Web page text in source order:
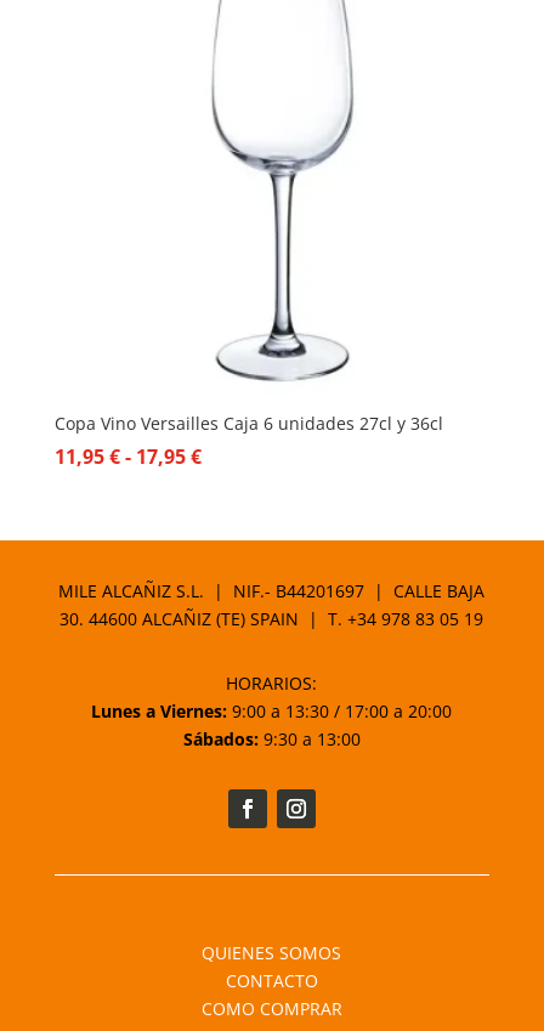
Copa Vino Versailles Caja 6 unidades 27cl y 36cl
11,95€- 17,95€Rango
11,95 €
hasta
MILE ALCAÑIZ S.L. | NIF.- B44201697 | CALLE BAJA
30. 44600 ALCAÑIZ (TE) SPAIN | T.+34 978 83 05 19
HORARIOS:
Lunes a Viernes: 9:00 a 13:30 / 17:00 a 20:00
Sábados:9:30 a 13:00
QUIENES SOMOS
CONTACTO
COMO COMPRAR